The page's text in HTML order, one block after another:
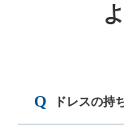
ドレスの持